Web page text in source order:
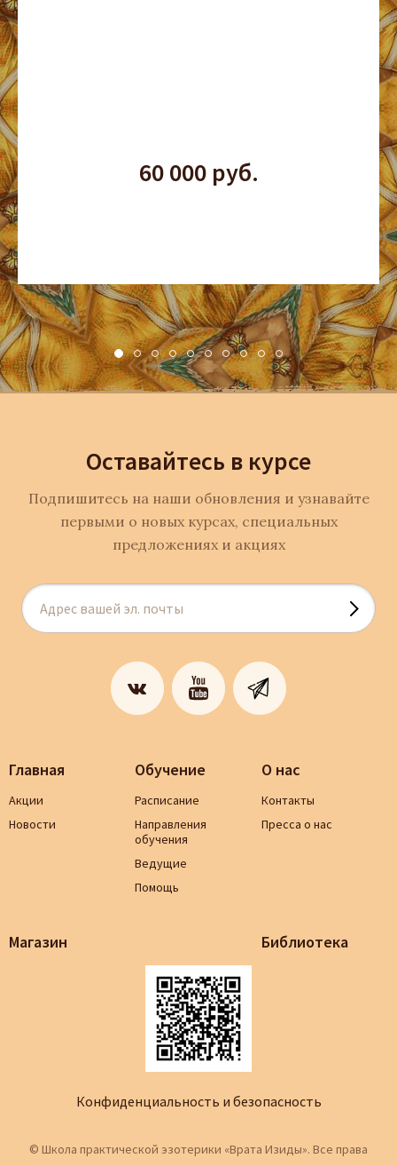
60 000 руб.
Оставайтесь в курсе
Подпишитесь на наши обновления и узнавайте
первыми о новых курсах, специальных
предложениях и акциях
Главная
Акции
Новости
Обучение
Расписание
Направления
обучения
Ведущие
Помощь
О нас
Контакты
Пресса о нас
Магазин Библиотека
Конфиденциальность и безопасность
© Школа практической эзотерики «Врата Изиды». Все права